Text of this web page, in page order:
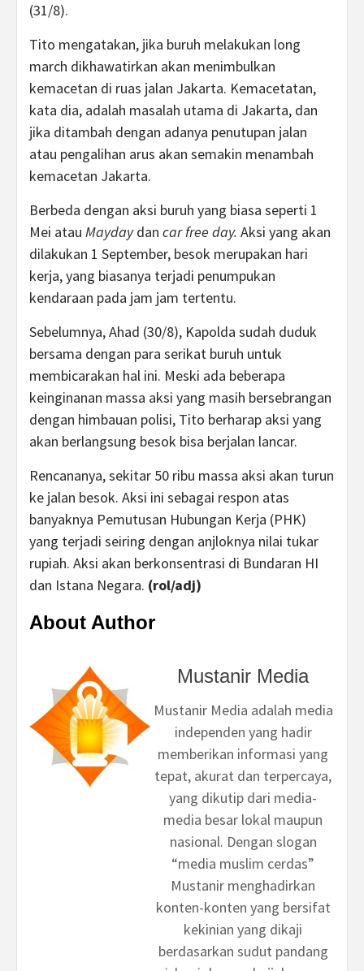
(31/8).
Tito mengatakan, jika buruh melakukan long
march dikhawatirkan akan menimbulkan
kemacetan di ruas jalan Jakarta. Kemacetatan,
kata dia, adalah masalah utama di Jakarta, dan
jika ditambah dengan adanya penutupan jalan
atau pengalihan arus akan semakin menambah
kemacetan Jakarta.
Berbeda dengan aksi buruh yang biasa seperti 1
Mei atau Maydaydan car free day. Aksi yang akan
dilakukan 1 September, besok merupakan hari
kerja, yang biasanya terjadi penumpukan
kendaraan pada jam jam tertentu.
Sebelumnya, Ahad (30/8), Kapolda sudah duduk
bersama dengan para serikat buruh untuk
membicarakan hal ini. Meski ada beberapa
keinginanan massa aksi yang masih bersebrangan
dengan himbauan polisi, Tito berharap aksi yang
akan berlangsung besok bisa berjalan lancar.
Rencananya, sekitar 50 ribu massa aksi akan turun
ke jalan besok. Aksi ini sebagai respon atas
banyaknya Pemutusan Hubungan Kerja (PHK)
yang terjadi seiring dengan anjloknya nilai tukar
rupiah. Aksi akan berkonsentrasi di Bundaran HI
dan Istana Negara. (rol/adj)
About Author
Mustanir Media
Mustanir Media adalah media
independen yang hadir
memberikan informasi yang
tepat, akurat dan terpercaya,
yang dikutip dari media-
media besar lokal maupun
nasional. Dengan slogan
“media muslim cerdas”
Mustanir menghadirkan
konten-konten yang bersifat
kekinian yang dikaji
berdasarkan sudut pandang